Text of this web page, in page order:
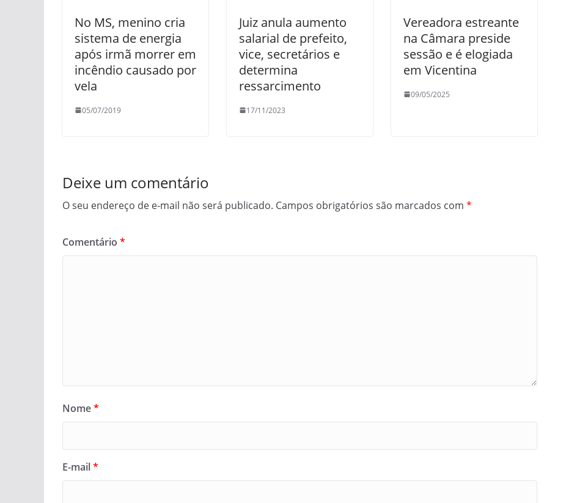
No MS, menino cria
sistema de energia
após irmã morrer em
incêndio causado por
vela
05/07/2019
Juiz anula aumento
salarial de prefeito,
vice, secretários e
determina
ressarcimento
17/11/2023
Vereadora estreante
na Câmara preside
sessão e é elogiada
em Vicentina
09/05/2025
Deixe um comentário
O seu endereço de e-mail não será publicado. Campos obrigatórios são marcados com *
Comentário *
Nome*
E-mail*